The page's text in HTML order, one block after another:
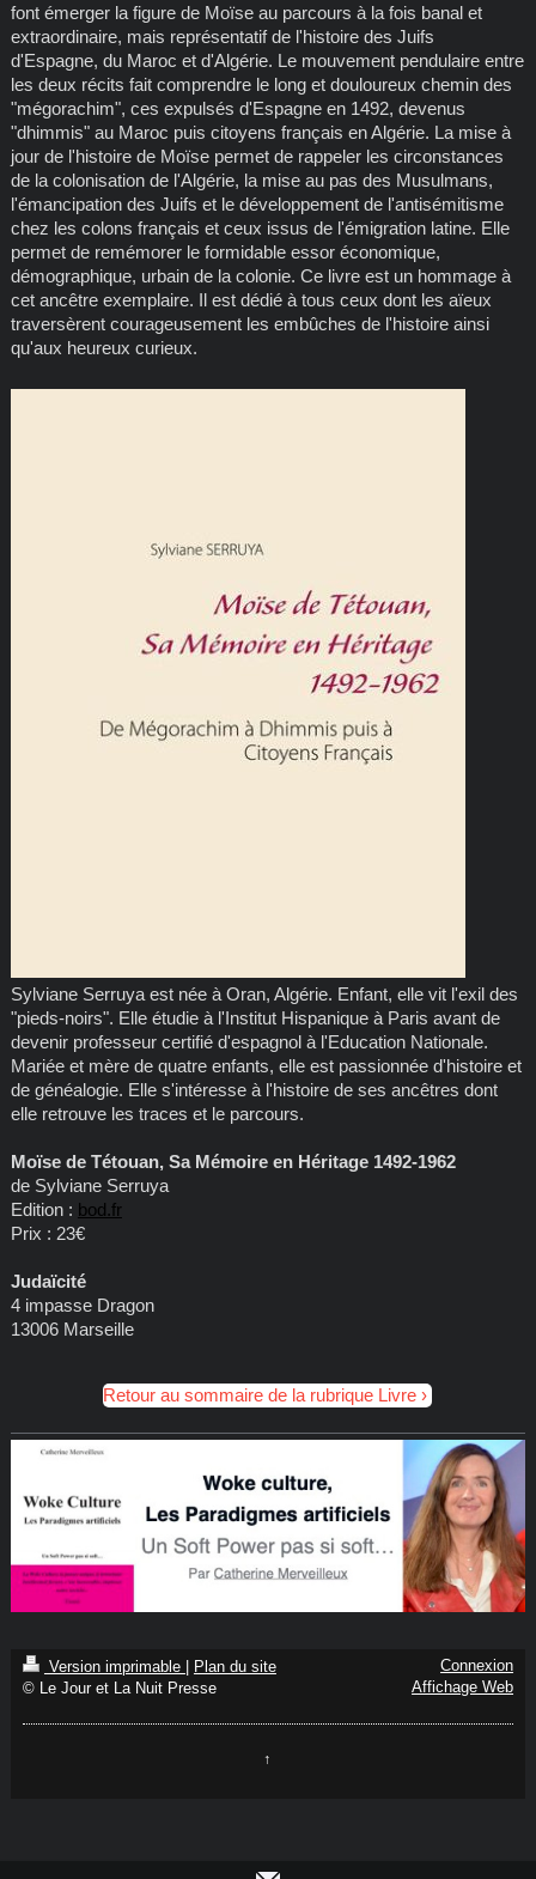
font émerger la figure de Moïse au parcours à la fois banal et
extraordinaire, mais représentatif de l'histoire des Juifs
d'Espagne, du Maroc et d'Algérie. Le mouvement pendulaire entre
les deux récits fait comprendre le long et douloureux chemin des
"mégorachim", ces expulsés d'Espagne en 1492, devenus
"dhimmis" au Maroc puis citoyens français en Algérie. La mise à
jour de l'histoire de Moïse permet de rappeler les circonstances
de la colonisation de l'Algérie, la mise au pas des Musulmans,
l'émancipation des Juifs et le développement de l'antisémitisme
chez les colons français et ceux issus de l'émigration latine. Elle
permet de remémorer le formidable essor économique,
démographique, urbain de la colonie. Ce livre est un hommage à
cet ancêtre exemplaire. Il est dédié à tous ceux dont les aïeux
traversèrent courageusement les embûches de l'histoire ainsi
qu'aux heureux curieux.
Sylviane Serruya est née à Oran, Algérie. Enfant, elle vit l'exil des
"pieds-noirs". Elle étudie à l'Institut Hispanique à Paris avant de
devenir professeur certifié d'espagnol à l'Education Nationale.
Mariée et mère de quatre enfants, elle est passionnée d'histoire et
de généalogie. Elle s'intéresse à l'histoire de ses ancêtres dont
elle retrouve les traces et le parcours.
Moïse de Tétouan, Sa Mémoire en Héritage 1492-1962
de Sylviane Serruya
Edition : bod.fr
Prix : 23€
Judaïcité
4 impasse Dragon
13006 Marseille
Retour au sommaire de la rubrique Livre
Version imprimable | Plan du site
© Le Jour et La Nuit Presse
Connexion
Affichage Web
↑